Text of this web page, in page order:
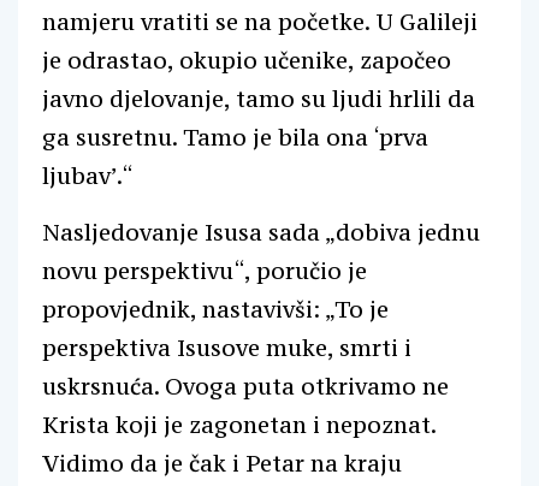
namjeru vratiti se na početke. U Galileji
je odrastao, okupio učenike, započeo
javno djelovanje, tamo su ljudi hrlili da
ga susretnu. Tamo je bila ona ‘prva
ljubav’.“
Nasljedovanje Isusa sada „dobiva jednu
novu perspektivu“, poručio je
propovjednik, nastavivši: „To je
perspektiva Isusove muke, smrti i
uskrsnuća. Ovoga puta otkrivamo ne
Krista koji je zagonetan i nepoznat.
Vidimo da je čak i Petar na kraju